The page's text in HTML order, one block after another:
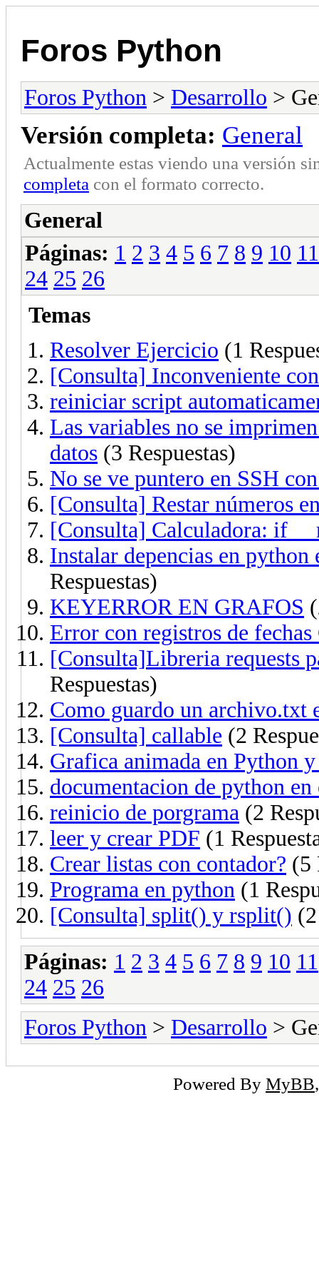
Foros Python
Foros Python > Desarrollo >
Versión completa: General
Actualmente estas viendo una versión
completa con el formato correcto.
General
Páginas: 1 2 3 4 5 6 7 8 9 10 11
24 25 26
Temas
Resolver Ejercicio (1
[Consulta] Inconveniente
reiniciar script
Las variables no se
datos (3 Respuestas)
No se ve puntero en SSH
[Consulta] Restar números
[Consulta] Calculadora: if
Instalar depencias en python
Respuestas)
KEYERROR EN GRAFOS
Error con registros de fechas
[Consulta]Libreria requests
Respuestas)
Como guardo un archivo.txt
[Consulta] callable (2
Grafica animada en Python
documentacion de python en
reinicio de porgrama (2
leer y crear PDF (1
Crear listas con contador? (5
Programa en python (1
[Consulta] split() y rsplit()
Páginas: 1 2 3 4 5 6 7 8 9 10 11
24 25 26
Foros Python > Desarrollo >
Powered By MyBB